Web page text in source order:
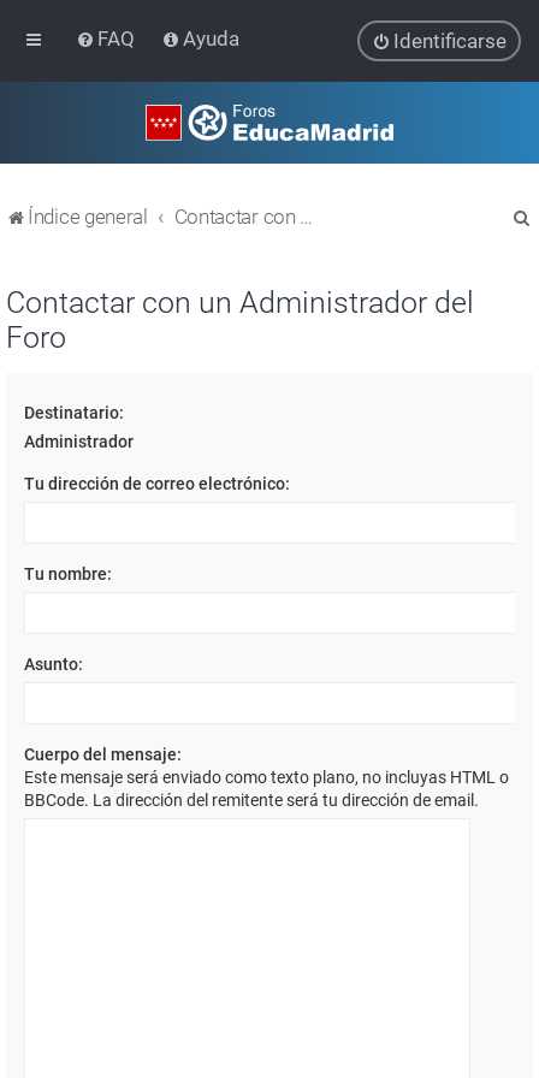
FAQ Ayuda Identificarse
Índice general Contactar con un Administrador del Foro
Contactar con un Administrador del
Foro
Destinatario:
Administrador
Tu dirección de correo electrónico:
Tu nombre:
Asunto:
Cuerpo del mensaje:
Este mensaje será enviado como texto plano, no incluyas HTML o
BBCode. La dirección del remitente será tu dirección de email.